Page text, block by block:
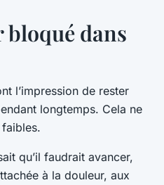
dans
l’impression de rester
longtemps. Cela ne
faibles.
qu’il faudrait avancer,
à la douleur, aux